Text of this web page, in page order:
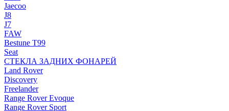
Jaecoo
J8
J7
FAW
Bestune T99
Seat
СТЕКЛА ЗАДНИХ ФОНАРЕЙ
Land Rover
Discovery
Freelander
Range Rover Evoque
Range Rover Sport